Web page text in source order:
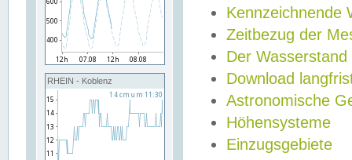
RHEIN - Koblenz
Kennzeichnende
Zeitbezug der
Der Wasserstand
Download
Astronomische
Höhensysteme
Einzugsgebiete